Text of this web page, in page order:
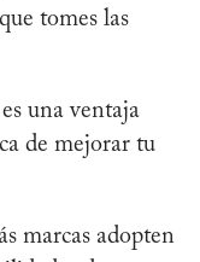
tomes las
una ventaja
de mejorar tu
marcas adopten